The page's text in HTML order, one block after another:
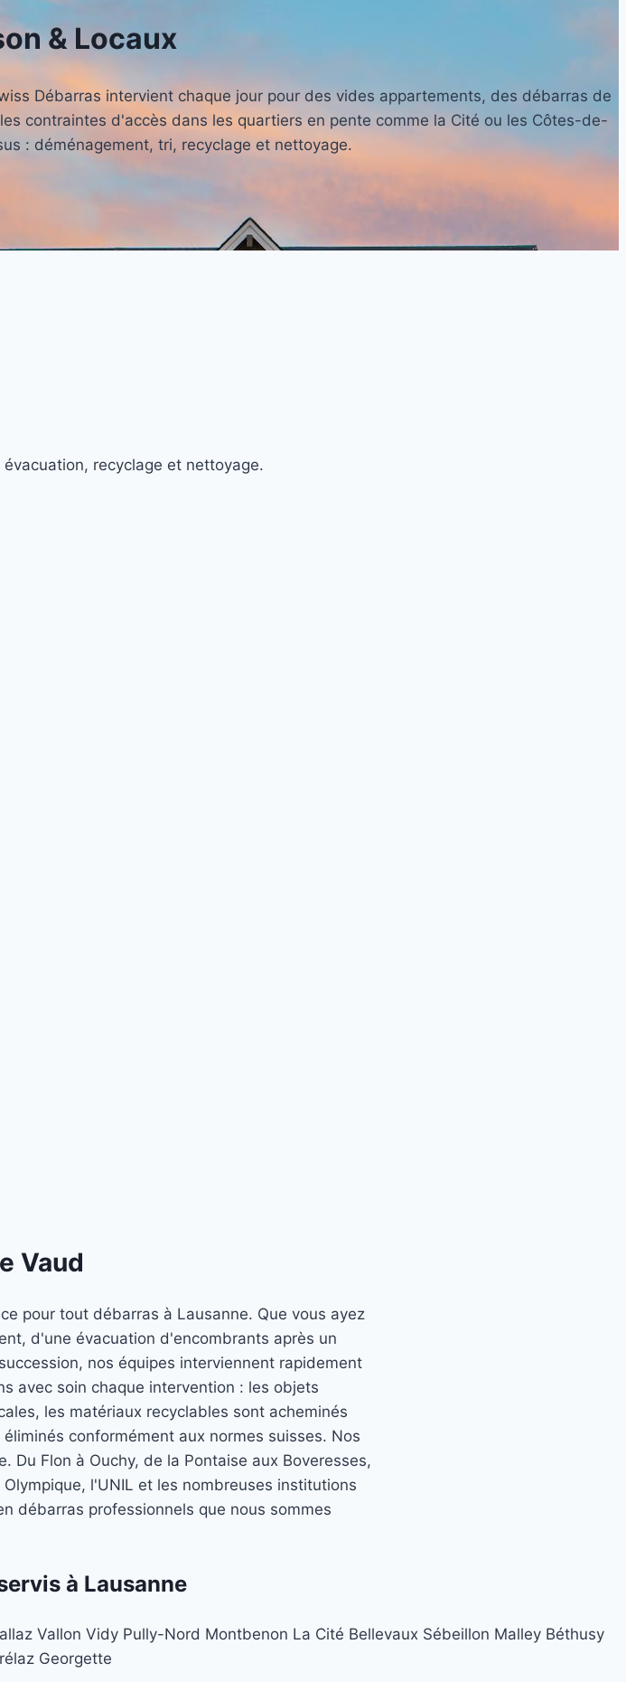
& Locaux
Débarras intervient chaque jour pour des vides appartements, des débarras de
contraintes d'accès dans les quartiers en pente comme la Cité ou les Côtes-de-
: déménagement, tri, recyclage et nettoyage.
recyclage et nettoyage.
Vaud
pour tout débarras à Lausanne. Que vous ayez
d'une évacuation d'encombrants après un
nos équipes interviennent rapidement
avec soin chaque intervention : les objets
les matériaux recyclables sont acheminés
conformément aux normes suisses. Nos
Du Flon à Ouchy, de la Pontaise aux Boveresses,
l'UNIL et les nombreuses institutions
débarras professionnels que nous sommes
à Lausanne
Vallon Vidy Pully-Nord Montbenon La Cité Bellevaux Sébeillon Malley Béthusy
Georgette